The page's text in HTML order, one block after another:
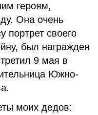
героям,
Она очень
портрет своего
был награжден
9 мая в
Южно-
моих дедов: